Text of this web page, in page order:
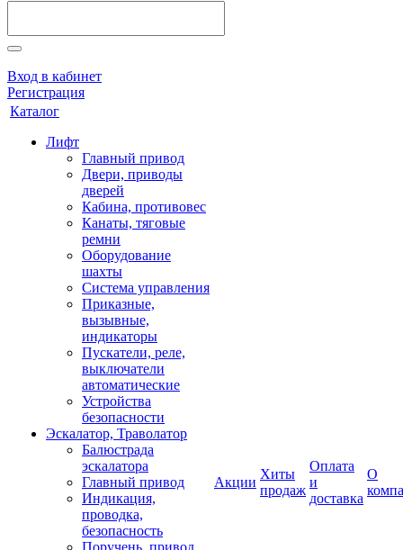
Вход в кабинет
Регистрация
Каталог
Лифт
Главный привод
Двери, приводы
дверей
Кабина, противовес
Канаты, тяговые
ремни
Оборудование
шахты
Система управления
Приказные,
вызывные,
индикаторы
Пускатели, реле,
выключатели
автоматические
Устройства
безопасности
Эскалатор, Траволатор
Балюстрада
эскалатора
Главный привод
Индикация,
проводка,
безопасность
Поручень, привод
Акции
Хиты
продаж
Оплата
и
доставка
О